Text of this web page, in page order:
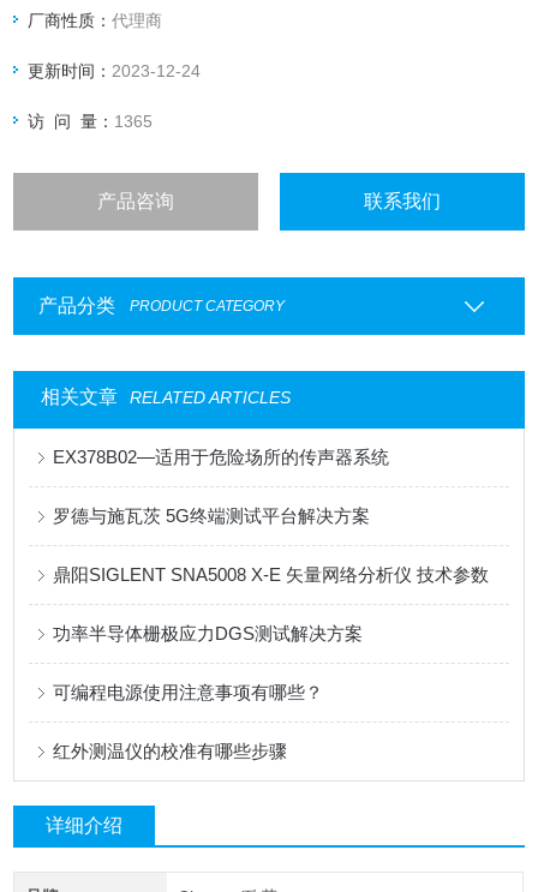
厂商性质：代理商
更新时间： 2023-12-24
访 问 量： 1365
产品咨询 联系我们
产品分类 PRODUCT CATEGORY
相关文章 RELATED ARTICLES
EX378B02—适用于危险场所的传声器系统
罗德与施瓦茨 5G终端测试平台解决方案
鼎阳SIGLENT SNA5008 X-E 矢量网络分析仪 技术参数
功率半导体栅极应力DGS测试解决方案
可编程电源使用注意事项有哪些？
红外测温仪的校准有哪些步骤
详细介绍